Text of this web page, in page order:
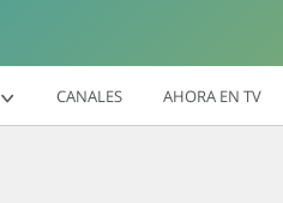
CANALES AHORA EN TV